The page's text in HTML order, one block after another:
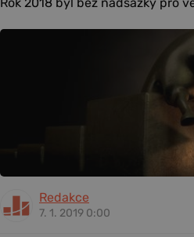
Redakce
7. 1. 2019 0:00